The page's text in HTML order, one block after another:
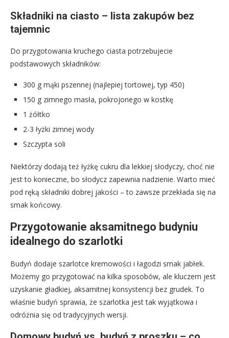
Składniki na ciasto – lista zakupów bez
tajemnic
Do przygotowania kruchego ciasta potrzebujecie
podstawowych składników:
300 g mąki pszennej (najlepiej tortowej, typ 450)
150 g zimnego masła, pokrojonego w kostkę
1 żółtko
2-3 łyżki zimnej wody
Szczypta soli
Niektórzy dodają też łyżkę cukru dla lekkiej słodyczy, choć nie
jest to konieczne, bo słodycz zapewnia nadzienie. Warto mieć
pod ręką składniki dobrej jakości – to zawsze przekłada się na
smak końcowy.
Przygotowanie aksamitnego budyniu
idealnego do szarlotki
Budyń dodaje szarlotce kremowości i łagodzi smak jabłek.
Możemy go przygotować na kilka sposobów, ale kluczem jest
uzyskanie gładkiej, aksamitnej konsystencji bez grudek. To
właśnie budyń sprawia, że szarlotka jest tak wyjątkowa i
odróżnia się od tradycyjnych wersji.